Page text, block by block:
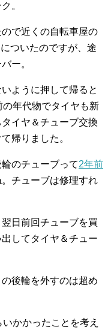
。
で近くの自転車屋の
ついたのですが、途
ー。
ように押して帰ると
年代物でタイヤも新
イヤ＆チューブ交換
帰りました。
のチューブって2年前
チューブは修理すれ
日前回チューブを買
してタイヤ＆チュー
後輪を外すのは超め
かかったことを考え